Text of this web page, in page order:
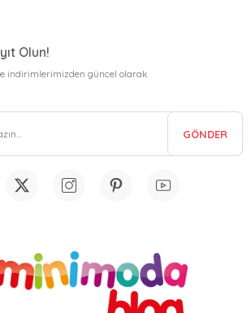
Olun!
indirimlerimizden güncel olarak
GÖNDER